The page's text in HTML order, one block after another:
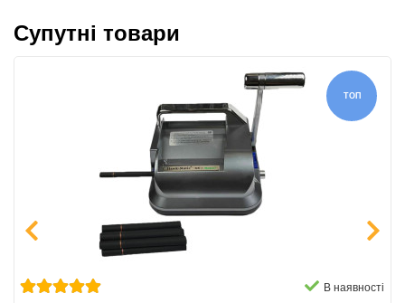
Супутні товари
ТОП
В наявності